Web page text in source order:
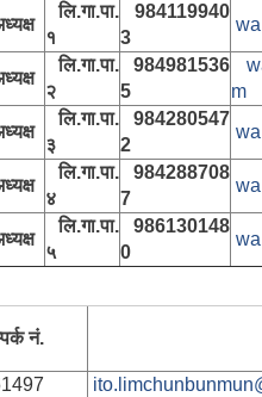
लि.गा.पा.
१
984119940
3
लि.गा.पा.
२
984981536
5
m
लि.गा.पा.
३
984280547
2
लि.गा.पा.
४
984288708
7
लि.गा.पा.
५
986130148
0
नं.